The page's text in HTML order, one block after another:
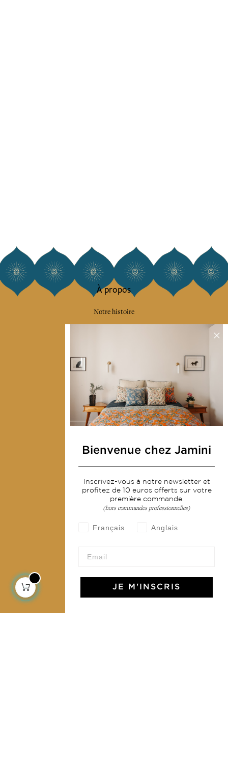
À propos
Notre histoire
Notre mission
Collections
Déco & Linge de maison
Linge de table
Mode
Services
Livraison & retour
CGV
Notre communauté
Bienvenue chez Jamini
Inscrivez-vous à notre newsletter et
profitez de 10 euros offerts sur votre
première commande.
(hors commandes professionnelles)
Français Anglais
JE M'INSCRIS